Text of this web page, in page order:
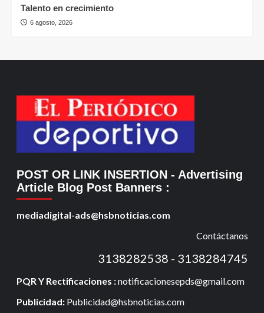
Talento en crecimiento
6 agosto, 2026
POST OR LINK INSERTION - Advertising
Article Blog Post Banners :
mediadigital-ads@hsbnoticias.com
Contáctanos
3138282538 - 3138284745
PQR Y Rectificaciones :notificacionesepds@gmail.com
Publicidad: Publicidad@hsbnoticias.com